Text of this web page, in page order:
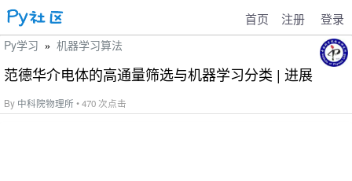
首页 注册 登录
Py学习 » 机器学习算法
范德华介电体的高通量筛选与机器学习分类 | 进展
By 中科院物理所 • 470 次点击